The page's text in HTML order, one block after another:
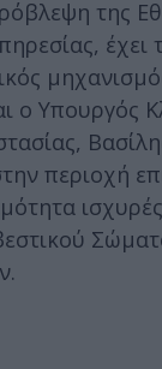
της
έχει
ο Υπουργός
περιοχή